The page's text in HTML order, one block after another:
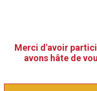
Merci d'avoir
avons hâte de